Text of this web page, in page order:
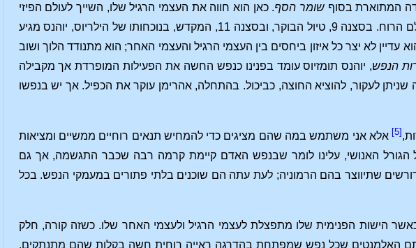
המתוארת בסוף שומר הסף. כאן הוא חווה את העצמי הרגיל שלו, השייך לעולם הפיזי
ולעולם האלמנטרי, וגם את העצמי האחר שהוא פגש כשהוא נכנס לעולם הרוח. בסצנה 9, טיול הבוקר, ובסצנה 11, המקדש, בנוכחותו של הילריוס, יוהנס מגיע
לא יצר כל איזון ביחסים בין העצמי הרגיל והעצמי האחר; הוא מתנודד הלוך ושוב
הנפש, יוהנס תומזיוס עומד בפנינו כנפש החשה את הפעילות המופרדת אך מקבילה
שניתן לעקור, להוציא החוצה, כביכול. בהתחלה, אהרימן עוקר את הכפיל. אך יש בנפשו
[5]
אלא אני משתמש במה שהם מציגים כדי להמחיש תנאים רוחיים ממשיים ומציאות
הגורל האנושי, עלינו לומר שבנפש האדם קיימת קרמה רבה שכבר התגשמה, אך גם
שתיווצר בהם הרמוניה; לעת עתה הם שוכנים בלתי פתורים במעמקי הנפש. בכל
הישות הפנימית שלו מתפצלת לעצמי הרגיל ולעצמי האחר שלו. כשזה קורה, חלק
האלמנטים שכל נפש שמפתחת בהדרגה ראייה רוחית חשה בקלות שהם מתנתקים.